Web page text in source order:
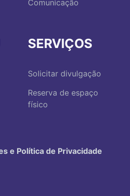
Comunicação
SERVIÇOS
Solicitar divulgação
Reserva de espaço
físico
e Política de Privacidade